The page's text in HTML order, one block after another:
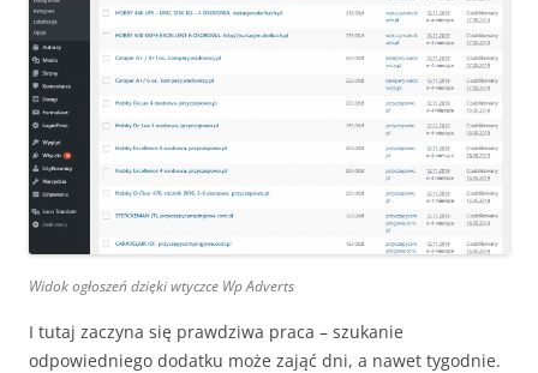
Widok ogłoszeń dzięki wtyczce Wp Adverts
I tutaj zaczyna się prawdziwa praca – szukanie
odpowiedniego dodatku może zająć dni, a nawet tygodnie.